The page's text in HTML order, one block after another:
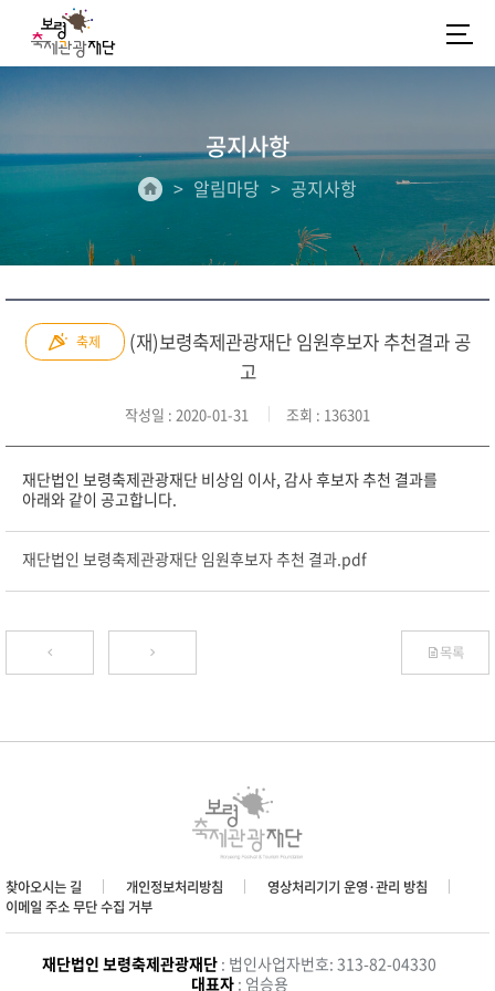
공지사항
알림마당 공지사항
축제
(재)보령축제관광재단 임원후보자 추천결과 공
고
작성일 : 2020-01-31 조회 : 136301
재단법인 보령축제관광재단 비상임 이사, 감사 후보자 추천 결과를
아래와 같이 공고합니다.
재단법인 보령축제관광재단 임원후보자 추천 결과.pdf
목록
찾아오시는 길 개인정보처리방침
영상처리기기 운영·관리 방침
이메일 주소 무단 수집 거부
재단법인 보령축제관광재단 : 법인사업자번호: 313-82-04330
대표자: 엄승용